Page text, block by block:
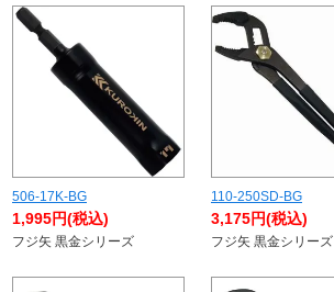
506-17K-BG
1,995円(税込)
フジ矢 黒金シリーズ
110-250SD-BG
3,175円(税込)
フジ矢 黒金シリーズ